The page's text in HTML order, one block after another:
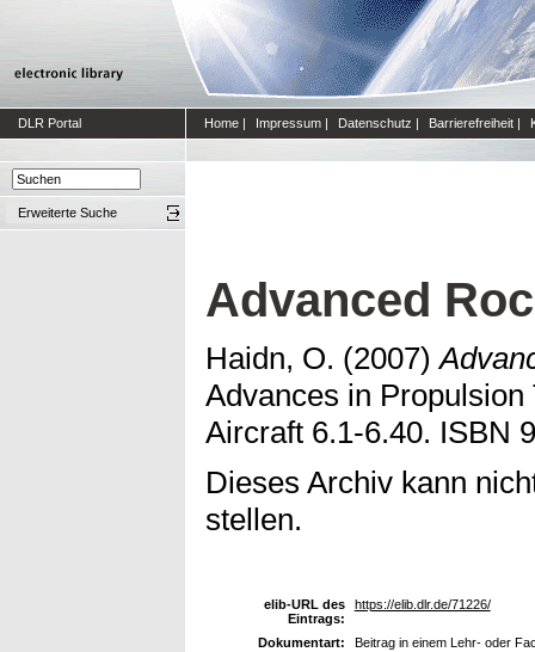
DLR Portal Home | Impressum | Datenschutz | Barrierefreiheit |
Erweiterte Suche
Advanced
Haidn, O. (2007)
Advances in
Aircraft 6.1-6.40. ISBN
Dieses Archiv kann
stellen.
elib-URL des
Eintrags:
https://elib.dlr.de/71226/
Dokumentart:
Beitrag in einem Lehr- oder